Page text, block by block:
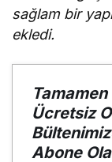
sağlam bir
ekledi.
Tamamen
Ücretsiz
Abone